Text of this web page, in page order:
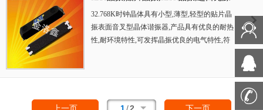
产品具有小型,薄型,轻型的贴片晶振表面型音
叉式石英晶体谐振器,产品具有优良的耐热性,
耐环境特性,可发挥晶振优良的电气特性,符合
晶振
32.768K时钟晶体具有小型,薄型,轻型的贴片晶
振表面音叉型晶体谐振器,产品具有优良的耐热
性,耐环境特性,可发挥晶振优良的电气特性,符
挥比陶瓷谐振器外壳更好的耐冲击性.